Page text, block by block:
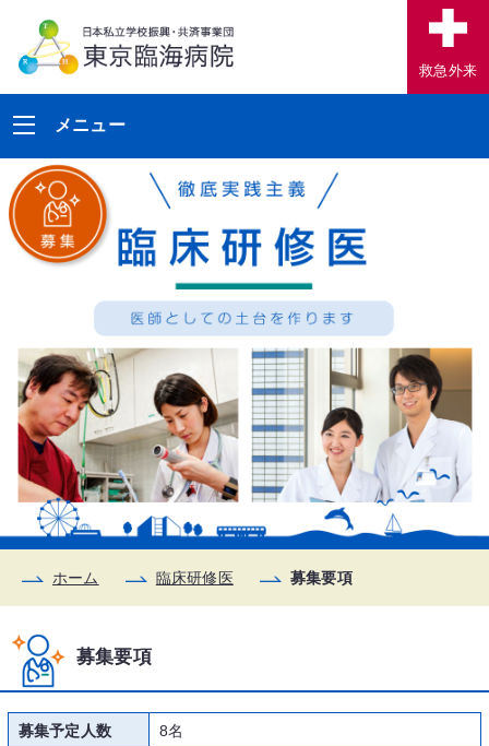
メニュー
救急外来
ホーム 臨床研修医 募集要項
募集要項
募集予定人数
8名